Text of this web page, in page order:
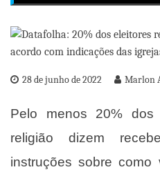
28 de junho de 2022 Marlon
Pelo menos 20% dos
religião dizem
instruções sobre como